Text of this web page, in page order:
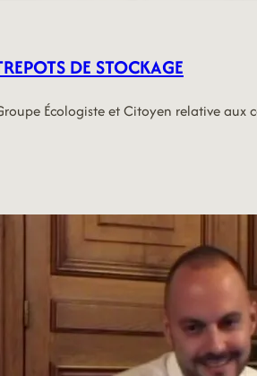
DE STOCKAGE
Écologiste et Citoyen relative aux